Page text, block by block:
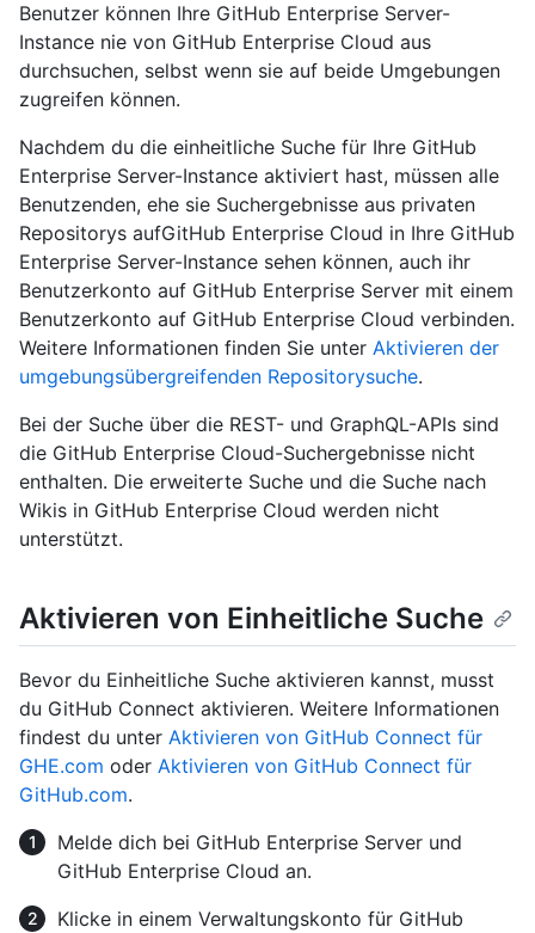
Benutzer können Ihre GitHub Enterprise Server-
Instance nie von GitHub Enterprise Cloud aus
durchsuchen, selbst wenn sie auf beide Umgebungen
zugreifen können.
Nachdem du die einheitliche Suche für Ihre GitHub
Enterprise Server-Instance aktiviert hast, müssen alle
Benutzenden, ehe sie Suchergebnisse aus privaten
Repositorys aufGitHub Enterprise Cloud in Ihre GitHub
Enterprise Server-Instance sehen können, auch ihr
Benutzerkonto auf GitHub Enterprise Server mit einem
Benutzerkonto auf GitHub Enterprise Cloud verbinden.
Weitere Informationen finden Sie unter Aktivieren der
umgebungsübergreifenden Repositorysuche.
Bei der Suche über die REST- und GraphQL-APIs sind
die GitHub Enterprise Cloud-Suchergebnisse nicht
enthalten. Die erweiterte Suche und die Suche nach
Wikis in GitHub Enterprise Cloud werden nicht
unterstützt.
Aktivieren von Einheitliche Suche
Bevor du Einheitliche Suche aktivieren kannst, musst
du GitHub Connect aktivieren. Weitere Informationen
findest du unter Aktivieren von GitHub Connect für
GHE.com oder Aktivieren von GitHub Connect für
GitHub.com.
Melde dich bei GitHub Enterprise Server und
GitHub Enterprise Cloud an.
Klicke in einem Verwaltungskonto für GitHub